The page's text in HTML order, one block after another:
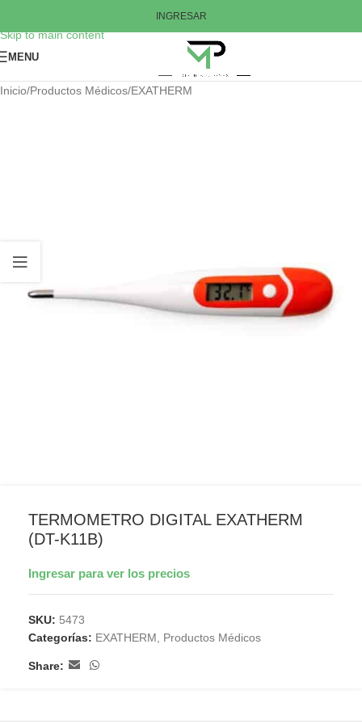
Skip to main content
INGRESAR
MENU
Inicio/Productos Médicos/EXATHERM
TERMOMETRO DIGITAL EXATHERM
(DT-K11B)
Ingresar para ver los precios
SKU: 5473
Categorías: EXATHERM Productos Médicos
Share: